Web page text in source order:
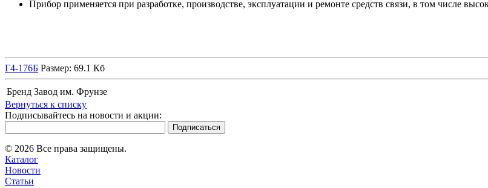
Прибор применяется при разработке, производстве, эксплуатации и ремонте средств связи, в том числе
Г4-176Б Размер: 69.1 Кб
Бренд Завод им. Фрунзе
Вернуться к списку
Подписывайтесь на новости и акции:
© 2026 Все права защищены.
Каталог
Новости
Статьи